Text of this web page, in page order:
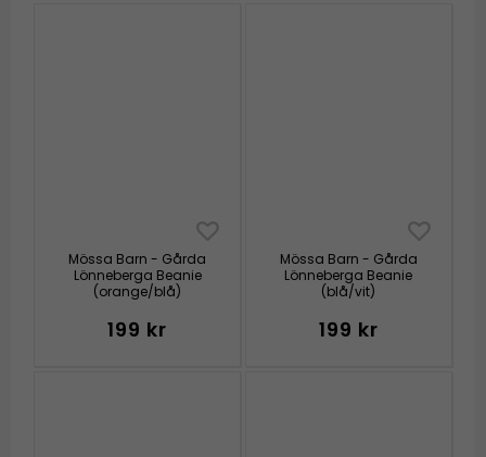
Mössa Barn - Gårda
Lönneberga Beanie
(orange/blå)
199 kr
Mössa Barn - Gårda
Lönneberga Beanie
(blå/vit)
199 kr